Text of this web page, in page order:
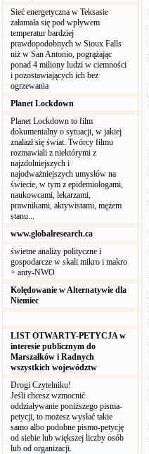
Sieć energetyczna w Teksasie
załamała się pod wpływem
temperatur bardziej
prawdopodobnych w Sioux Falls
niż w San Antonio, pogrążając
ponad 4 miliony ludzi w ciemności
i pozostawiających ich bez
ogrzewania
Planet Lockdown
Planet Lockdown to film
dokumentalny o sytuacji, w jakiej
znalazł się świat. Twórcy filmu
rozmawiali z niektórymi z
najzdolniejszych i
najodważniejszych umysłów na
świecie, w tym z epidemiologami,
naukowcami, lekarzami,
prawnikami, aktywistami, mężem
stanu...
www.globalresearch.ca
świetne analizy polityczne i
gospodarcze w skali mikro i makro
+ anty-NWO
Kolędowanie w Alternatywie dla
Niemiec
LIST OTWARTY-PETYCJA w
interesie publicznym do
Marszałków i Radnych
wszystkich województw
Drogi Czytelniku!
Jeśli chcesz wzmocnić
oddziaływanie poniższego pisma-
petycji, to możesz wysłać takie
samo albo podobne pismo-petycję
od siebie lub większej liczby osób
lub od organizacji.